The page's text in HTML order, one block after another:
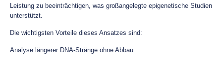
Leistung zu beeinträchtigen, was großangelegte epigenetische Studien
unterstützt.
Die wichtigsten Vorteile dieses Ansatzes sind:
Analyse längerer DNA-Stränge ohne Abbau